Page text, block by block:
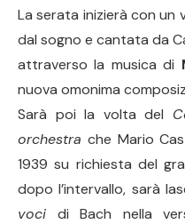
La serata inizierà con un
dal sogno e cantata da
attraverso la musica di
nuova omonima
Sarà poi la volta del
orchestrache Mario
1939 su richiesta del
dopo l’intervallo, sarà
voci di Bach nella